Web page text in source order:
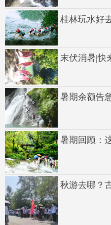
桂林玩水好
末伏消暑|快
暑期余额告
暑期回顾：
秋游去哪？